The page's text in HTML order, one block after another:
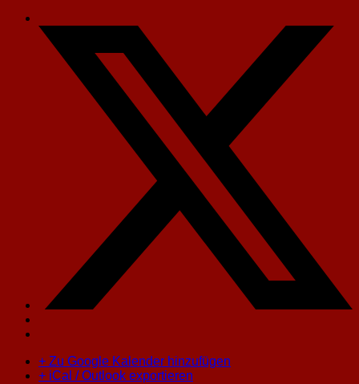
+ Zu Google Kalender hinzufügen
+ iCal / Outlook exportieren